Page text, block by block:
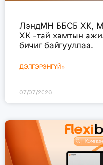
ЛэндМН ББСБ ХК,
ХК -тай хамтын
бичиг байгууллаа.
ДЭЛГЭРЭНГҮЙ »
07/07/2026